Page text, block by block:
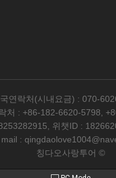
연락처(시내요금) : 070-
처 : +86-182-6620-5798,
위챗ID :
mail :
칭다오사랑투어 ©